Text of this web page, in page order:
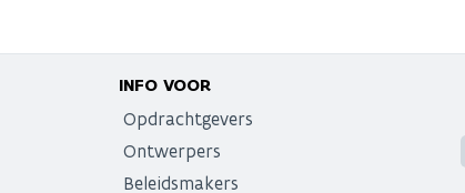
INFO VOOR
Opdrachtgevers
Ontwerpers
Beleidsmakers